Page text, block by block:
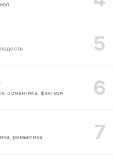
романтика, фэнтези
романтика